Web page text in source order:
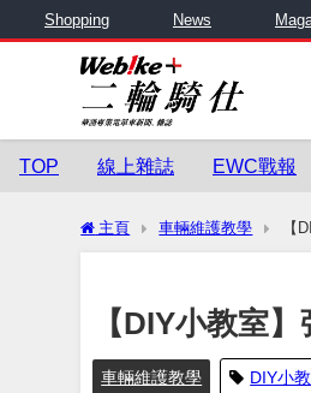
Shopping News
TOP 線上雜誌 EWC戰報
主頁 車輛維護教學 【
【DIY小教室
車輛維護教學 DIY小